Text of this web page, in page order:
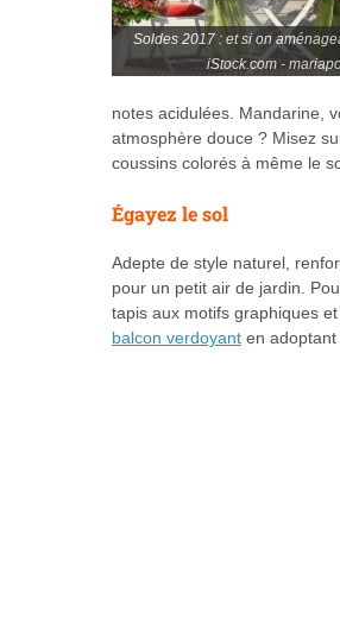
Soldes 2017 : et si on
iStock.com -
notes acidulées. Mandarine,
atmosphère douce ? Misez
coussins colorés à même le
Égayez le sol
Adepte de style naturel,
pour un petit air de jardin.
tapis aux motifs graphiques
balcon verdoyant en adoptant